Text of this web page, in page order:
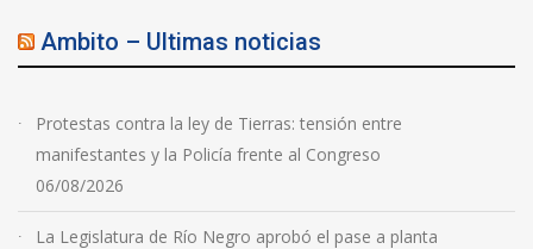
Ambito – Ultimas noticias
Protestas contra la ley de Tierras: tensión entre
manifestantes y la Policía frente al Congreso
06/08/2026
La Legislatura de Río Negro aprobó el pase a planta